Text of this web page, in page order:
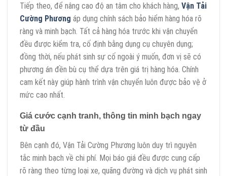
Tiếp theo, để nâng cao độ an tâm cho khách hàng, Vận Tải
Cường Phương áp dụng chính sách bảo hiểm hàng hóa rõ
ràng và minh bạch. Tất cả hàng hóa trước khi vận chuyển
đều được kiểm tra, cố định bằng dụng cụ chuyên dụng;
đồng thời, nếu phát sinh sự cố ngoài ý muốn, đơn vị sẽ có
phương án đền bù cụ thể dựa trên giá trị hàng hóa. Chính
cam kết này giúp hành trình vận chuyển luôn được bảo vệ ở
mức cao nhất.
Giá cước cạnh tranh, thông tin minh bạch ngay
từ đầu
Bên cạnh đó, Vận Tải Cường Phương luôn duy trì nguyên
tắc minh bạch về chi phí. Mọi báo giá đều được cung cấp
rõ ràng theo từng loại xe, quãng đường và dịch vụ phát sinh